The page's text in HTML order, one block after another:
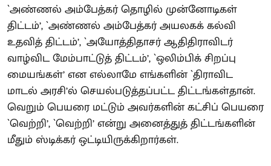
`அண்ணல் அம்பேத்கர் தொழில் முன்னோடிகள்
திட்டம்’, `அண்ணல் அம்பேத்கர் அயலகக் கல்வி
உதவித் திட்டம்’, `அயோத்திதாசர் ஆதிதிராவிடர்
வாழ்விட மேம்பாட்டுத் திட்டம்’, `ஒலிம்பிக் சிறப்பு
மையங்கள்’ என எல்லாமே எங்களின் `திராவிட
மாடல் அரசி’ல் செயல்படுத்தப்பட்ட திட்டங்கள்தான்.
வெறும் பெயரை மட்டும் அவர்களின் கட்சிப் பெயரை
`வெற்றி’, `வெற்றி’ என்று அனைத்துத் திட்டங்களின்
மீதும் ஸ்டிக்கர் ஒட்டியிருக்கிறார்கள்.